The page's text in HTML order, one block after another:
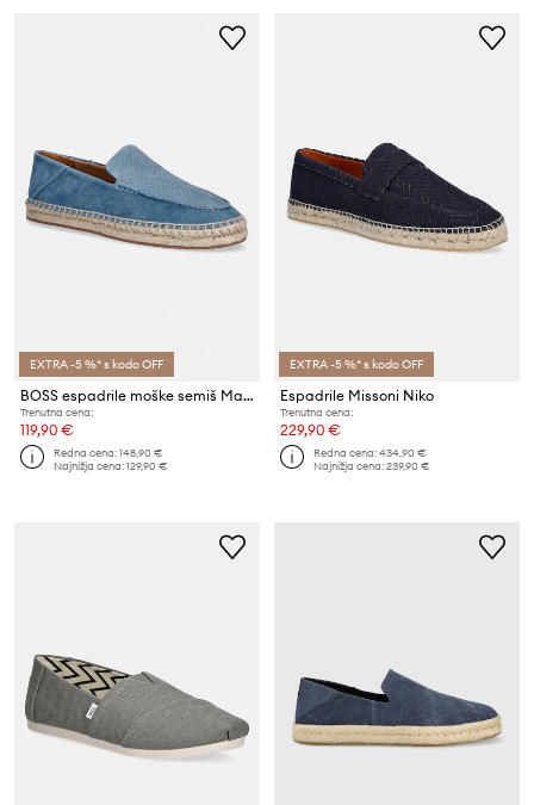
EXTRA -5 %* s kodo OFF
BOSS espadrile moške semiš Madeira
Trenutna cena:
119,90 €
Redna cena:148,90 €
Najnižja cena:129,90 €
EXTRA -5 %* s kodo OFF
Espadrile Missoni Niko
Trenutna cena:
229,90 €
Redna cena:434,90 €
Najnižja cena:239,90 €